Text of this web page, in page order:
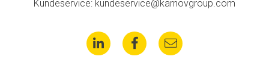
Kundeservice: kundeservice@karnovgroup.com